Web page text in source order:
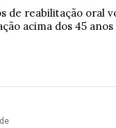
reabilitação oral
acima dos 45 anos